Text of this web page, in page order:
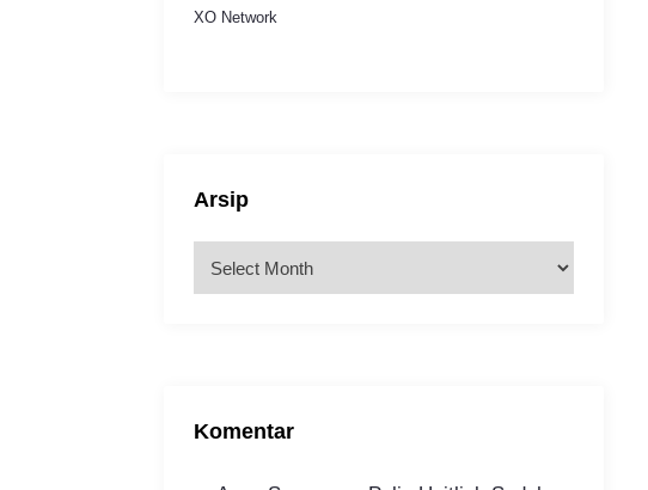
XO Network
Arsip
Komentar